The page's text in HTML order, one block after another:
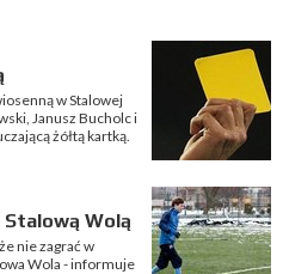
w Stalowej
Janusz Bucholc i
żółtą kartką.
Wolą
nie zagrać w
Wola - informuje